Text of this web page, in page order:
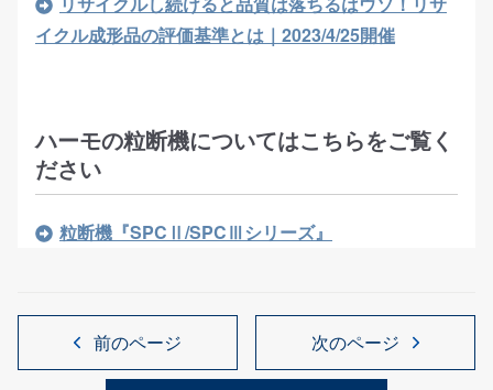
イクル成形品の評価基準とは ｜ 2023/4/25開催
ハーモの粒断機についてはこちらをご覧く
ださい
粒断機『SPCⅡ/SPCⅢシリーズ』
前のページ 次のページ